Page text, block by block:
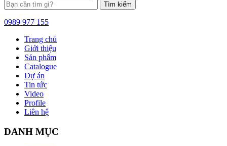
Tìm kiếm
0989 977 155
Trang chủ
Giới thiệu
Sản phẩm
Catalogue
Dự án
Tin tức
Video
Profile
Liên hệ
DANH MỤC